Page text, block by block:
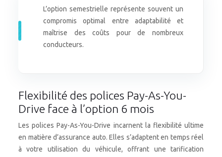
L’option semestrielle représente souvent un
compromis optimal entre adaptabilité et
maîtrise des coûts pour de nombreux
conducteurs.
Flexibilité des polices Pay-As-You-
Drive face à l’option 6 mois
Les polices Pay-As-You-Drive incarnent la flexibilité ultime
en matière d’assurance auto. Elles s’adaptent en temps réel
à votre utilisation du véhicule, offrant une tarification